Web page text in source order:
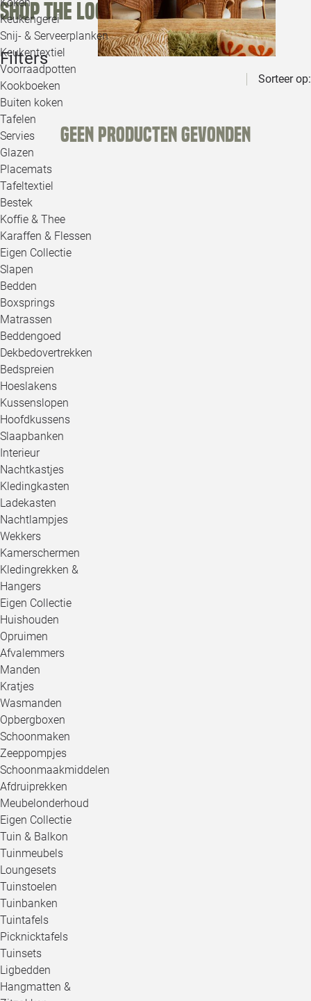
Keukengerei
Snij- & Serveerplanken
Keukentextiel
Voorraadpotten
Kookboeken
Buiten koken
Tafelen
Servies
Glazen
Placemats
Tafeltextiel
Bestek
Koffie & Thee
Karaffen & Flessen
Eigen Collectie
Slapen
Bedden
Boxsprings
Matrassen
Beddengoed
Dekbedovertrekken
Bedspreien
Hoeslakens
Kussenslopen
Hoofdkussens
Slaapbanken
Interieur
Nachtkastjes
Kledingkasten
Ladekasten
Nachtlampjes
Wekkers
Kamerschermen
Kledingrekken &
Hangers
Eigen Collectie
Huishouden
Opruimen
Afvalemmers
Manden
Kratjes
Wasmanden
Opbergboxen
Schoonmaken
Zeeppompjes
Schoonmaakmiddelen
Afdruiprekken
Meubelonderhoud
Eigen Collectie
Tuin & Balkon
Tuinmeubels
Loungesets
Tuinstoelen
Tuinbanken
Tuintafels
Picknicktafels
Tuinsets
Ligbedden
Hangmatten &
Shop the look
Filters
Sorteer op:
Geen producten gevonden